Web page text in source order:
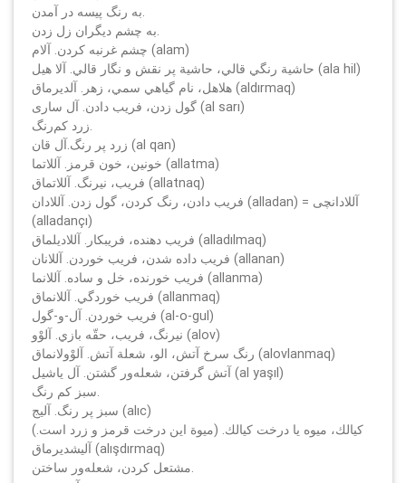
چشم غرنبه كردن. آلام (alam)
حاشية رنگي قالي، حاشية پر نقش و نگار قالي. آلا هيل (ala hil)
هلاهل، نام گياهي سمي، زهر. آلديرماق (aldırmaq)
گول زدن، فريب دادن. آل ساری (al sarı)
زرد پر رنگ.آل قان (al qan)
خونين، خون قرمز. آللاتما (allatma)
فريب، نيرنگ. آللاتماق (allatnaq)
فريب دادن، رنگ كردن، گول زدن. آللادان (alladan) = آللادانچى
(alladançı)
فريب دهنده، فريبكار. آللاديلماق (alladılmaq)
فريب داده شدن، فريب خوردن. آللانان (allanan)
فريب خورنده، خل و ساده. آللانما (allanma)
فريب خوردگي. آللانماق (allanmaq)
فريب خوردن. آل-و-گول (al-o-gul)
نيرنگ، فريب، حقّه بازي. آلوْو (alov)
رنگ سرخ آتش، الو، شعلة آتش. آلوْولانماق (alovlanmaq)
آتش گرفتن، شعله‌ور گشتن. آل ياشيل (al yaşıl)
سبز پر رنگ. آليج (alıc)
كيالك، ميوه يا درخت كيالك. (ميوة اين درخت قرمز و زرد است.)
آليشديرماق (alışdırmaq)